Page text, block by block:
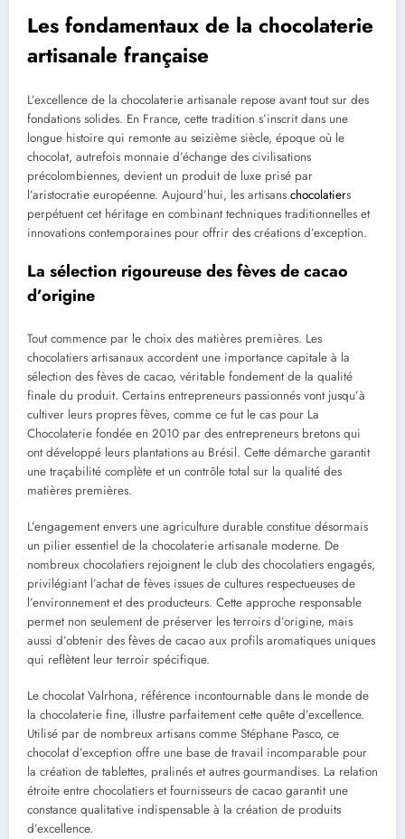
Les fondamentaux de la chocolaterie
artisanale française
L’excellence de la chocolaterie artisanale repose avant tout sur des
fondations solides. En France, cette tradition s’inscrit dans une
longue histoire qui remonte au seizième siècle, époque où le
chocolat, autrefois monnaie d’échange des civilisations
précolombiennes, devient un produit de luxe prisé par
l’aristocratie européenne. Aujourd’hui, les artisans chocolatiers
perpétuent cet héritage en combinant techniques traditionnelles et
innovations contemporaines pour offrir des créations d’exception.
La sélection rigoureuse des fèves de cacao
d’origine
Tout commence par le choix des matières premières. Les
chocolatiers artisanaux accordent une importance capitale à la
sélection des fèves de cacao, véritable fondement de la qualité
finale du produit. Certains entrepreneurs passionnés vont jusqu’à
cultiver leurs propres fèves, comme ce fut le cas pour La
Chocolaterie fondée en 2010 par des entrepreneurs bretons qui
ont développé leurs plantations au Brésil. Cette démarche garantit
une traçabilité complète et un contrôle total sur la qualité des
matières premières.
L’engagement envers une agriculture durable constitue désormais
un pilier essentiel de la chocolaterie artisanale moderne. De
nombreux chocolatiers rejoignent le club des chocolatiers engagés,
privilégiant l’achat de fèves issues de cultures respectueuses de
l’environnement et des producteurs. Cette approche responsable
permet non seulement de préserver les terroirs d’origine, mais
aussi d’obtenir des fèves de cacao aux profils aromatiques uniques
qui reflètent leur terroir spécifique.
Le chocolat Valrhona, référence incontournable dans le monde de
la chocolaterie fine, illustre parfaitement cette quête d’excellence.
Utilisé par de nombreux artisans comme Stéphane Pasco, ce
chocolat d’exception offre une base de travail incomparable pour
la création de tablettes, pralinés et autres gourmandises. La relation
étroite entre chocolatiers et fournisseurs de cacao garantit une
constance qualitative indispensable à la création de produits
d’excellence.